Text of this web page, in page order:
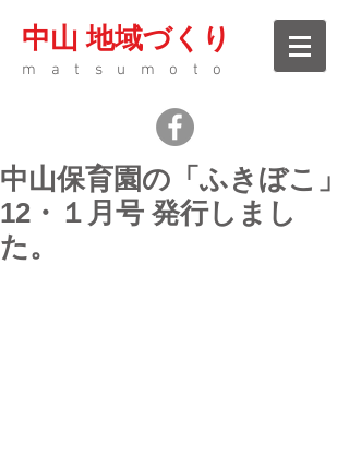
中山 地域づくり
matsumoto
中山保育園の「ふきぼこ」
12・１月号 発行しまし
た。